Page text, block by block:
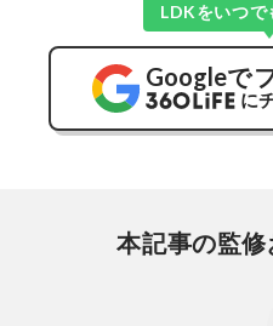
LDKをいつで
Googleで
に
本記事の監